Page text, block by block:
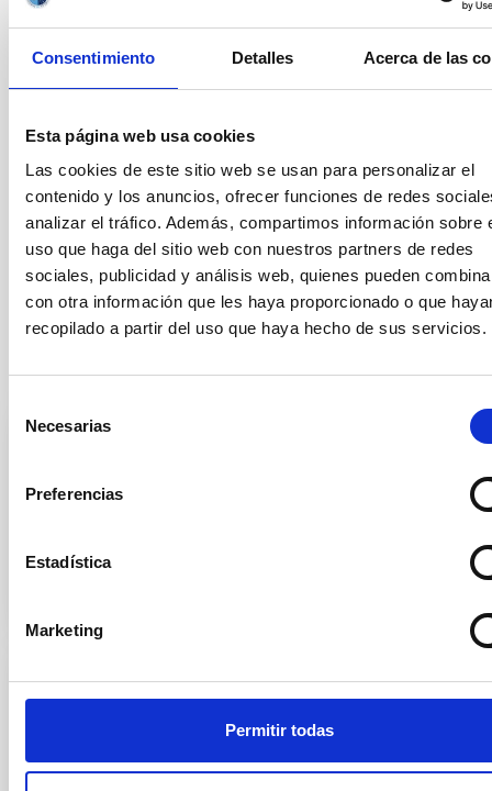
Consentimiento Detalles Acerca de las
Esta página web usa cookies
Las cookies de este sitio web se usan para personalizar el
contenido y los anuncios, ofrecer funciones de redes
analizar el tráfico. Además, compartimos información sobre
uso que haga del sitio web con nuestros partners de redes
sociales, publicidad y análisis web, quienes pueden
con otra información que les haya proporcionado o que
recopilado a partir del uso que haya hecho de sus servicios.
Necesarias
Preferencias
Estadística
Marketing
Permitir todas
2 •Cumplimentación detallada de la aplicación on-line de
necesaria la presentación en papel de las solicitudes
La no presentación de la solicitud en tiempo y forma supondrá
Para cualquier información adicional, contactar con la
Secretaría del Área de Enseñanza Superior (secens at aaj
[at]
Las condiciones generales de los contratos se encuentran en el
anuncio oficial en https://www.iac.es/es/ofertas-de-trabajo
Tribunal titular
Secretario/a Sra. Giuseppina Battaglia
Instituto de Astrofísica de
Canarias (IAC)